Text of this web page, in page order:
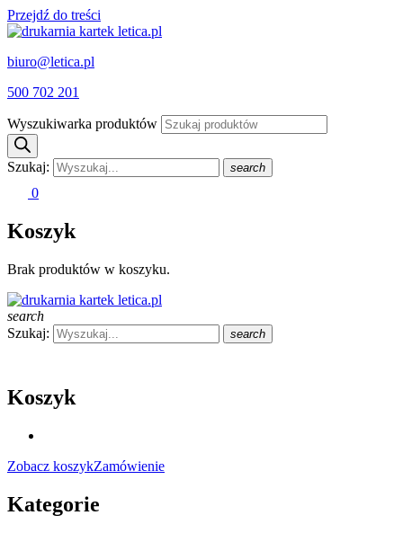
Przejdź do treści
biuro@letica.pl
500 702 201
Wyszukiwarka produktów
Szukaj: search
0
Koszyk
Brak produktów w koszyku.
search
Szukaj:
search
Koszyk
Zobacz koszykZamówienie
Kategorie